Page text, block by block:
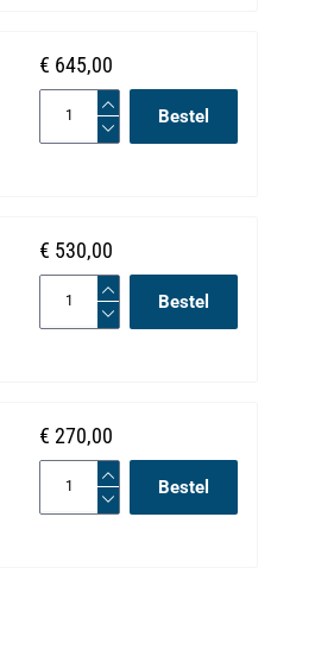
€ 645,00
Bestel
€ 530,00
Bestel
€ 270,00
Bestel